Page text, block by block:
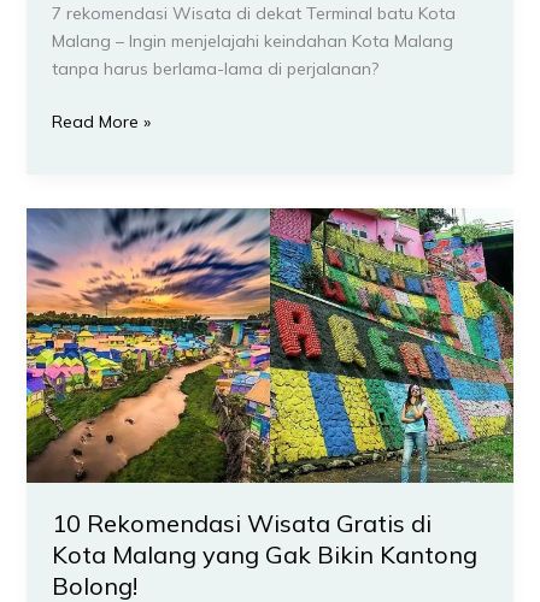
7 rekomendasi Wisata di dekat Terminal batu Kota
Malang – Ingin menjelajahi keindahan Kota Malang
tanpa harus berlama-lama di perjalanan?
Read More »
10 Rekomendasi Wisata Gratis di
Kota Malang yang Gak Bikin Kantong
Bolong!
10
Rekomendasi
Wisata
Gratis
di
Kota
Malang
yang
Gak
Bikin
Bolong!